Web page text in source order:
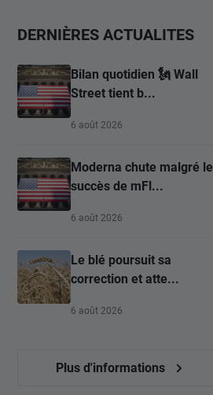
DERNIÈRES ACTUALITES
Bilan quotidien 🗽 Wall
Street tient b...
6 août 2026
Moderna chute malgré le
succès de mFl...
6 août 2026
Le blé poursuit sa
correction et atte...
6 août 2026
Plus d'informations